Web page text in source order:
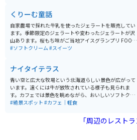
くりーむ童話
自家農場で採れた牛乳を使ったジェラートを販売してい
ます。季節限定のジェラートや変わったジェラートが沢
山あります。桜もち味がご当地アイスグランプリ FOOD
EX JAPAN 2012 最高金賞受賞を取っています。
#ソフトクリーム#スイーツ
ナイタイテラス
青い空と広大な牧場という北海道らしい景色が広がって
います。遠くには牛が放牧されている様子も見られま
す。カフェでは景色を眺めながら、おいしいソフトクリ
ームや軽食を食べることができます。景色を見ながらい
#絶景スポット #カフェ｜軽食
「周辺のレスト